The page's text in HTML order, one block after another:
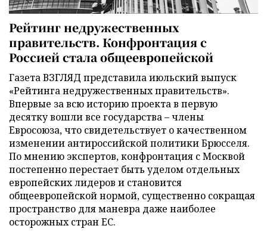
Рейтинг недружественных
правительств. Конфронтация с
Россией стала общеевропейской
Газета ВЗГЛЯД представила июльский выпуск
«Рейтинга недружественных правительств».
Впервые за всю историю проекта в первую
десятку вошли все государства – члены
Евросоюза, что свидетельствует о качественном
изменении антироссийской политики Брюсселя.
По мнению экспертов, конфронтация с Москвой
постепенно перестает быть уделом отдельных
европейских лидеров и становится
общеевропейской нормой, существенно сокращая
пространство для маневра даже наиболее
осторожных стран ЕС.